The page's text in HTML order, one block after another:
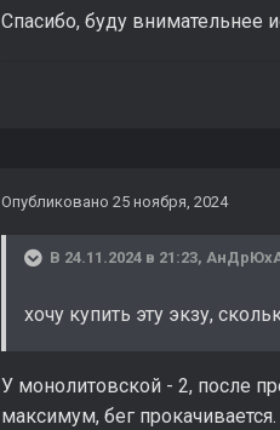
Спасибо, буду внимательнее
Опубликовано 25 ноября, 2024
В 24.11.2024 в 21:23,
хочу купить эту экзу,
У монолитовской - 2, после
максимум, бег прокачивается.